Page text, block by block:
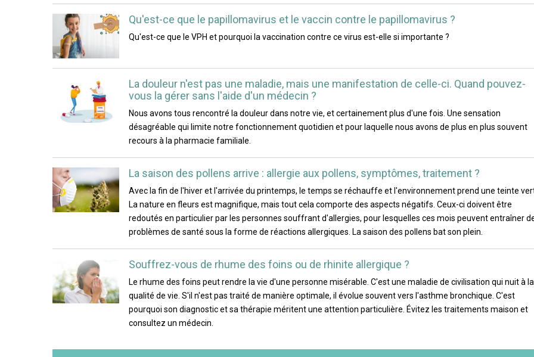
Qu'est-ce que le papillomavirus et le vaccin contre le papillomavirus ?
Qu'est-ce que le VPH et pourquoi la vaccination contre ce virus est-elle si importante ?
La douleur n'est pas une maladie, mais une manifestation de celle-ci. Quand pouvez-
vous la gérer sans l'aide d'un médecin ?
Nous avons tous rencontré la douleur dans notre vie, et certainement plus d'une fois. Une sensation
désagréable qui limite notre fonctionnement quotidien et pour laquelle nous avons de plus en plus souvent
recours à la pharmacie familiale.
La saison des pollens arrive : allergie aux pollens, symptômes, traitement ?
Avec la fin de l'hiver et l'arrivée du printemps, le temps se réchauffe et l'environnement prend une teinte
La nature en fleurs est magnifique, mais tout cela comporte des aspects négatifs. Ceux-ci doivent être
redoutés en particulier par les personnes souffrant d'allergies, pour lesquelles ces mois peuvent entraîner
problèmes de santé sous la forme de réactions allergiques. La saison des pollens bat son plein.
Souffrez-vous de rhume des foins ou de rhinite allergique ?
Le rhume des foins peut rendre la vie d'une personne misérable. C'est une maladie de civilisation qui nuit à la
qualité de vie. S'il n'est pas traité de manière optimale, il évolue souvent vers l'asthme bronchique. C'est
pourquoi son diagnostic et sa thérapie méritent une attention particulière. Évitez les traitements maison et
consultez un médecin.